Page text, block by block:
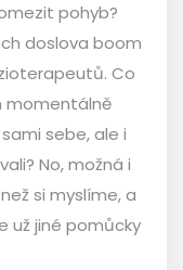
pohyb?
doslova boom
Co
momentálně
sebe, ale i
No, možná i
si myslíme, a
už jiné pomůcky